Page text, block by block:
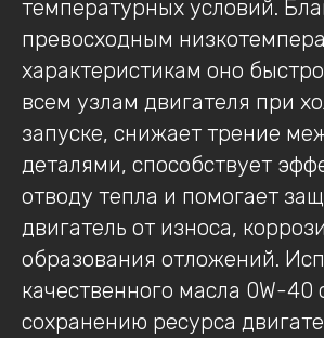
температурных условий.
превосходным
характеристикам оно
всем узлам двигателя при
запуске, снижает трение
деталями, способствует
отводу тепла и помогает
двигатель от износа,
образования отложений.
качественного масла 0W-40
сохранению ресурса